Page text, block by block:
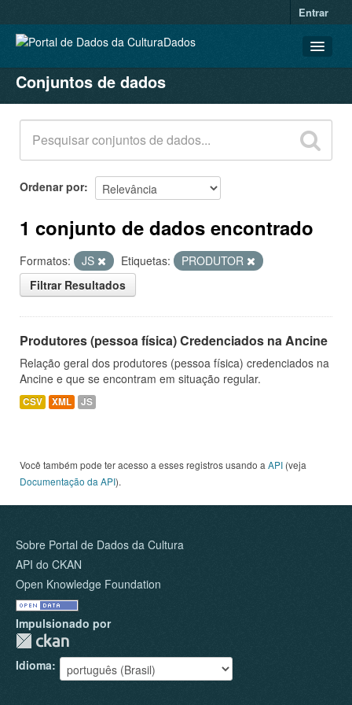
Entrar
CONJUNTOS DE DADOS
ORGANIZAÇÕES
GRUPOS
SOBRE
Conjuntos de dados
Ordenar por
1 conjunto de dados encontrado
Formatos: JS Etiquetas:
PRODUTOR
Filtrar Resultados
Produtores (pessoa física) Credenciados na Ancine
Relação geral dos produtores (pessoa física) credenciados na
Ancine e que se encontram em situação regular.
CSV XML JS
Você também pode ter acesso a esses registros usando a API (veja
Documentação da API).
Sobre Portal de Dados da Cultura
API do CKAN
Open Knowledge Foundation
Impulsionado por
Idioma